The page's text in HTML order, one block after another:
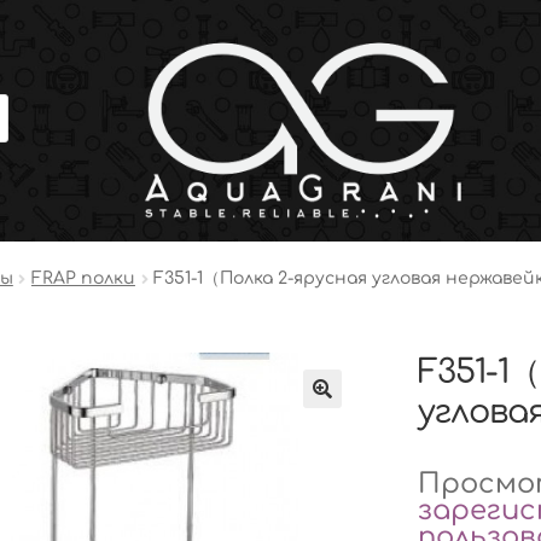
FRAP полки F351-1（Полка 2-ярусная угловая
F351-1